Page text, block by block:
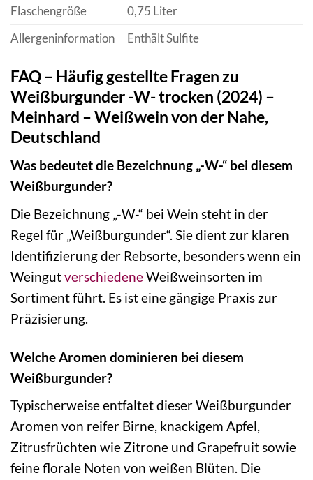
Flaschengröße
0,75 Liter
Allergeninformation
Enthält Sulfite
FAQ – Häufig gestellte Fragen zu
Weißburgunder -W- trocken (2024) –
Meinhard – Weißwein von der Nahe,
Deutschland
Was bedeutet die Bezeichnung „-W-“ bei diesem
Weißburgunder?
Die Bezeichnung „-W-“ bei Wein steht in der
Regel für „Weißburgunder“. Sie dient zur klaren
Identifizierung der Rebsorte, besonders wenn ein
WeingutverschiedeneWeißweinsorten im
Sortiment führt. Es ist eine gängige Praxis zur
Präzisierung.
Welche Aromen dominieren bei diesem
Weißburgunder?
Typischerweise entfaltet dieser Weißburgunder
Aromen von reifer Birne, knackigem Apfel,
Zitrusfrüchten wie Zitrone und Grapefruit sowie
feine florale Noten von weißen Blüten. Die